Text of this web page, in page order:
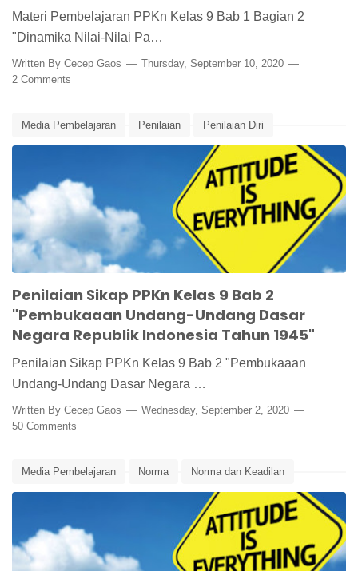
Materi Pembelajaran PPKn Kelas 9 Bab 1 Bagian 2
"Dinamika Nilai-Nilai Pa…
Written By Cecep Gaos
Thursday, September 10, 2020
2 Comments
Media Pembelajaran Penilaian Penilaian Diri
Penilaian Sikap
PPKn Kelas 9 Undang-Undang Dasar UUD UUD 1945
Penilaian Sikap PPKn Kelas 9 Bab 2
"Pembukaaan Undang-Undang Dasar
Negara Republik Indonesia Tahun 1945"
Penilaian Sikap PPKn Kelas 9 Bab 2 "Pembukaaan
Undang-Undang Dasar Negara …
Written By Cecep Gaos
Wednesday, September 2, 2020
50 Comments
Media Pembelajaran Norma Norma dan Keadilan
Penilaian Peserta Didik
Penilaian Sikap PPKn Kelas 7